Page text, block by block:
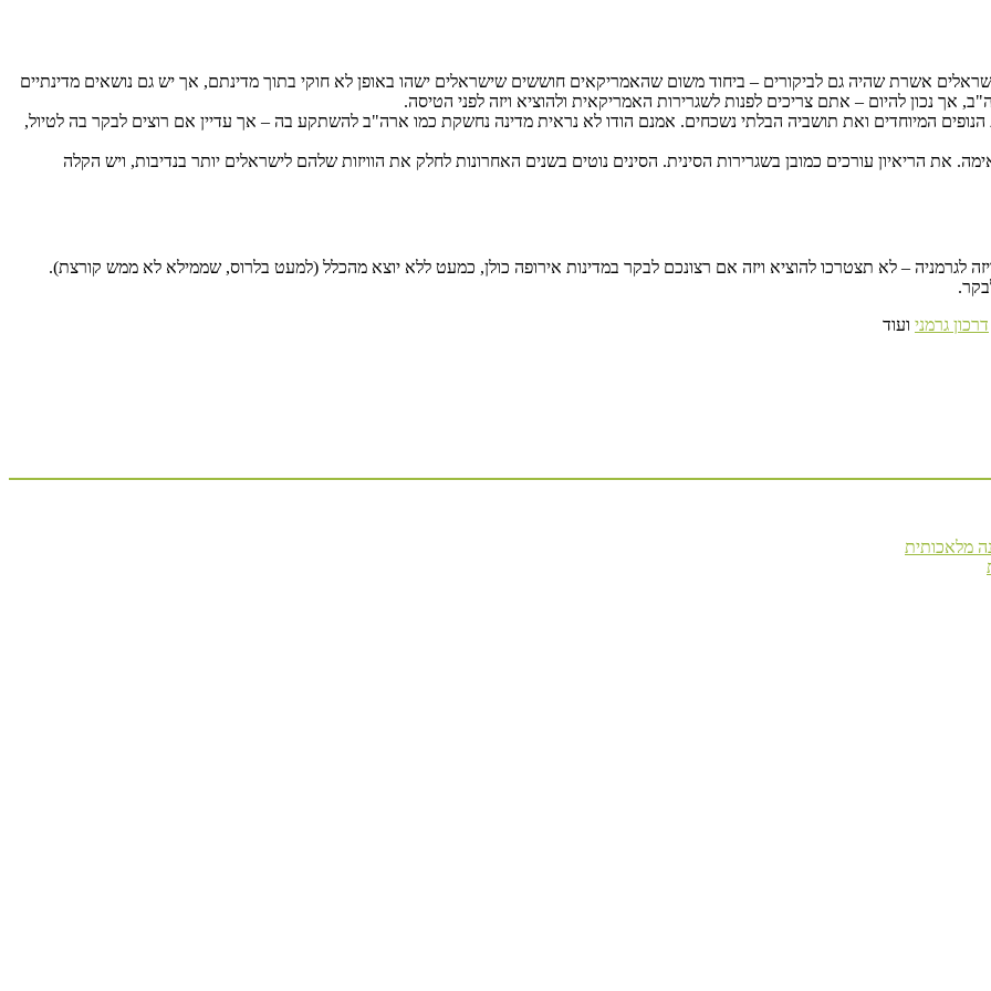
אשרת שהיה גם לביקורים – ביחוד משום שהאמריקאים חוששים שישראלים ישהו באופן לא חוקי בתוך מדינתם, אך יש גם נושאים מדינתיים
אך נכון להיום – אתם צריכים לפנות לשגרירות האמריקאית ולהוציא ויזה לפני הטיסה.
המיוחדים ואת תושביה הבלתי נשכחים. אמנם הודו לא נראית מדינה נחשקת כמו ארה"ב להשתקע בה – אך עדיין אם רוצים לבקר בה לטיול,
את הריאיון עורכים כמובן בשגרירות הסינית. הסינים נוטים בשנים האחרונות לחלק את הוויזות שלהם לישראלים יותר בנדיבות, ויש הקלה
לגרמניה – לא תצטרכו להוציא ויזה אם רצונכם לבקר במדינות אירופה כולן, כמעט ללא יוצא מהכלל (למעט בלרוס, שממילא לא ממש קורצת).
דרכון גרמני ועוד